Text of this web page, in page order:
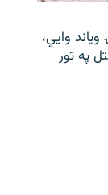
وايي،
په تور